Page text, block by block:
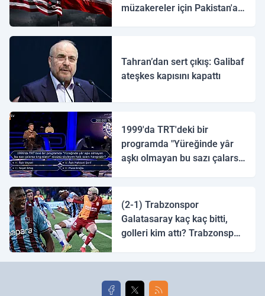
müzakereler için Pakistan'a
Tahran’dan sert çıkış: Galibaf
ateşkes kapısını kapattı
1999'da TRT'deki bir
programda "Yüreğinde yâr
aşkı olmayan bu sazı çalarsa
(2-1) Trabzonspor
Galatasaray kaç kaç bitti,
golleri kim attı? Trabzonspor
golleri!